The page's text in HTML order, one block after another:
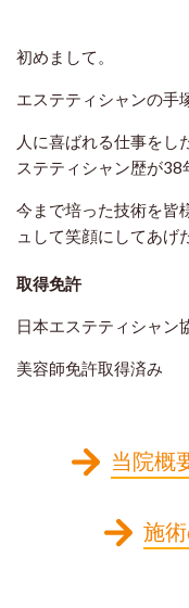
初めまして。
エステティシャンの手
人に喜ばれる仕事をし
ステティシャン歴が38
今まで培った技術を皆
ュして笑顔にしてあげ
取得免許
日本エステティシャン
美容師免許取得済み
当院概
施